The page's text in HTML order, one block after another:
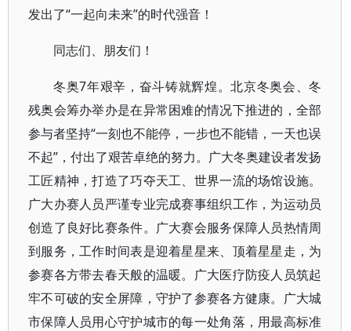
发出了“一起向未来”的时代强音！
同志们、朋友们！
冬奥7年艰辛，奋斗铸就辉煌。北京冬奥会、冬
残奥会筹办举办是在异常困难的情况下推进的，全部
参与者坚持“一刻也不能停，一步也不能错，一天也误
不起”，付出了艰苦卓绝的努力。广大冬奥建设者发扬
工匠精神，打造了巧夺天工、世界一流的场馆设施。
广大办赛人员严谨专业完成赛事组织工作，为运动员
创造了良好比赛条件。广大赛会服务保障人员热情周
到服务，工作时间表是迎着星星来、顶着星星走，为
参赛各方带去春天般的温暖。广大医疗防疫人员筑起
牢不可破的安全屏障，守护了参赛各方健康。广大城
市保障人员用心守护城市的每一处角落，用最高标准